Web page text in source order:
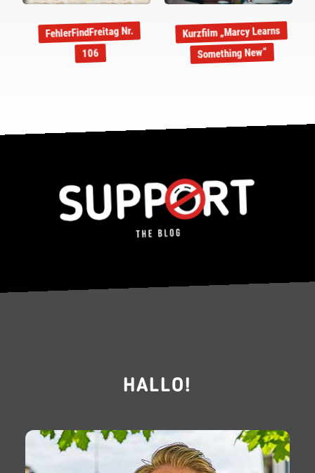
FehlerFindFreitag Nr.
106
Kurzfilm „Marcy Learns
Something New“
HALLO!